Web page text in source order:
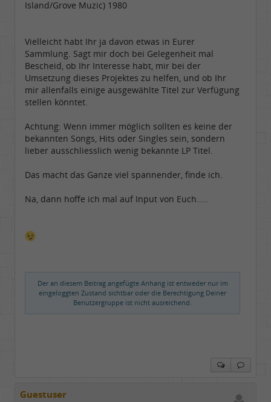
Island/Grove Muzic) 1980
Vielleicht habt Ihr ja davon etwas in Eurer
Sammlung. Sagt mir doch bei Gelegenheit mal
Bescheid, ob Ihr Interesse habt, mir bei der
Umsetzung dieses Projektes zu helfen, und ob Ihr
mir allenfalls einige ausgewählte Titel zur Verfügung
stellen könntet.
Achtung: Wenn immer möglich sollten es keine der
bekannten Songs, Hits oder Singles sein, sondern
lieber ausschliesslich wenig bekannte LP Titel.
Das macht das Ganze viel spannender, finde ich.
Na, dann hoffe ich mal auf Input von Euch…..
Der an diesem Beitrag angefügte Anhang ist entweder nur im
eingeloggten Zustand sichtbar oder die Berechtigung Deiner
Benutzergruppe ist nicht ausreichend.
Guestuser